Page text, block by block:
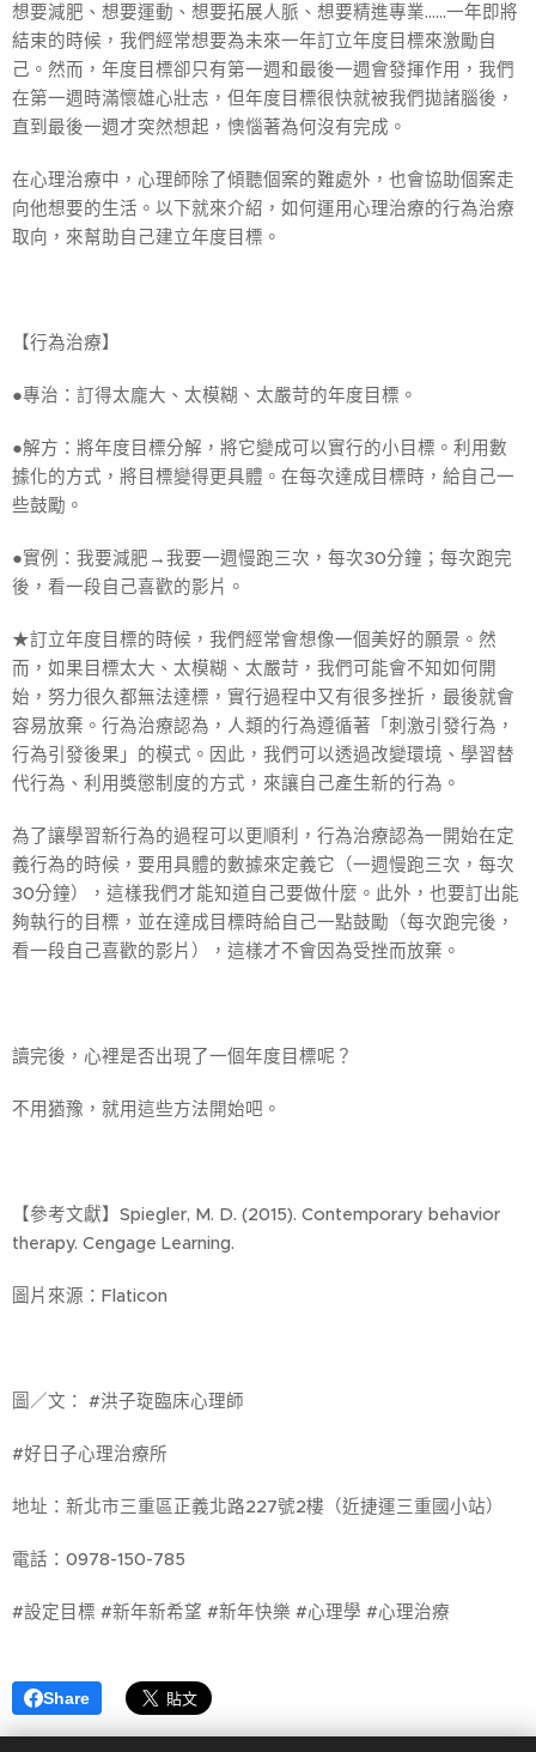
想要減肥、想要運動、想要拓展人脈、想要精進專業......一年即將
結束的時候，我們經常想要為未來一年訂立年度目標來激勵自
己。然而，年度目標卻只有第一週和最後一週會發揮作用，我們
在第一週時滿懷雄心壯志，但年度目標很快就被我們拋諸腦後，
直到最後一週才突然想起，懊惱著為何沒有完成。
在心理治療中，心理師除了傾聽個案的難處外，也會協助個案走
向他想要的生活。以下就來介紹，如何運用心理治療的行為治療
取向，來幫助自己建立年度目標。
【行為治療】
●專治：訂得太龐大、太模糊、太嚴苛的年度目標。
●解方：將年度目標分解，將它變成可以實行的小目標。利用數
據化的方式，將目標變得更具體。在每次達成目標時，給自己一
些鼓勵。
●實例：我要減肥→我要一週慢跑三次，每次30分鐘；每次跑完
後，看一段自己喜歡的影片。
★訂立年度目標的時候，我們經常會想像一個美好的願景。然
而，如果目標太大、太模糊、太嚴苛，我們可能會不知如何開
始，努力很久都無法達標，實行過程中又有很多挫折，最後就會
容易放棄。行為治療認為，人類的行為遵循著「刺激引發行為，
行為引發後果」的模式。因此，我們可以透過改變環境、學習替
代行為、利用獎懲制度的方式，來讓自己產生新的行為。
為了讓學習新行為的過程可以更順利，行為治療認為一開始在定
義行為的時候，要用具體的數據來定義它（一週慢跑三次，每次
30分鐘），這樣我們才能知道自己要做什麼。此外，也要訂出能
夠執行的目標，並在達成目標時給自己一點鼓勵（每次跑完後，
看一段自己喜歡的影片），這樣才不會因為受挫而放棄。
讀完後，心裡是否出現了一個年度目標呢？
不用猶豫，就用這些方法開始吧。
【參考文獻】Spiegler, M. D. (2015). Contemporary behavior
therapy. Cengage Learning.
圖片來源：Flaticon
圖／文： #洪子琁臨床心理師
#好日子心理治療所
地址：新北市三重區正義北路227號2樓（近捷運三重國小站）
電話：0978-150-785
#設定目標 #新年新希望 #新年快樂 #心理學 #心理治療
Share